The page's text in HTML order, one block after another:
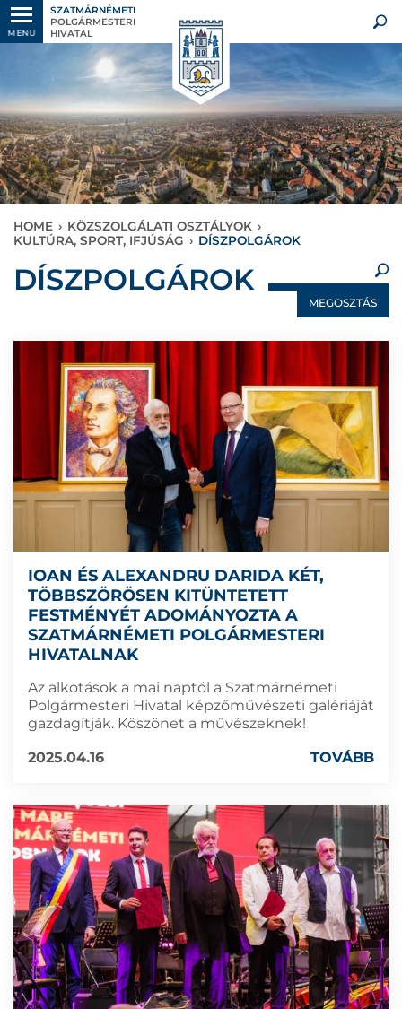
MENU
SZATMÁRNÉMETI
POLGÁRMESTERI
HIVATAL
HOME › KÖZSZOLGÁLATI OSZTÁLYOK ›
KULTÚRA, SPORT, IFJÚSÁG › DÍSZPOLGÁROK
×
DÍSZPOLGÁROK
MEGOSZTÁS
IOAN ÉS ALEXANDRU DARIDA KÉT,
TÖBBSZÖRÖSEN KITÜNTETETT
FESTMÉNYÉT ADOMÁNYOZTA A
SZATMÁRNÉMETI POLGÁRMESTERI
HIVATALNAK
Az alkotások a mai naptól a Szatmárnémeti
Polgármesteri Hivatal képzőművészeti galériáját
gazdagítják. Köszönet a művészeknek!
2025.04.16
TOVÁBB